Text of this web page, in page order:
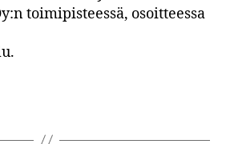
toimipisteessä, osoitteessa